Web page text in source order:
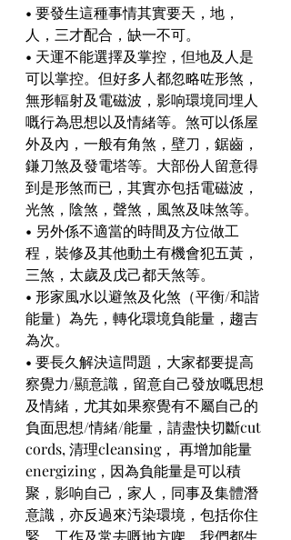
• 要發生這種事情其實要天，地，
人，三才配合，缺一不可。
• 天運不能選擇及掌控，但地及人是
可以掌控。但好多人都忽略咗形煞，
無形輻射及電磁波，影响環境同埋人
嘅行為思想以及情緒等。煞可以係屋
外及內，一般有角煞，壁刀，鋸齒，
鎌刀煞及發電塔等。大部份人留意得
到是形煞而已，其實亦包括電磁波，
光煞，陰煞，聲煞，風煞及味煞等。
• 另外係不適當的時間及方位做工
程，裝修及其他動土有機會犯五黃，
三煞，太歲及戊己都天煞等。
• 形家風水以避煞及化煞（平衡/和諧
能量）為先，轉化環境負能量，趨吉
為次。
• 要長久解決這問題，大家都要提高
察覺力/顯意識，留意自己發放嘅思想
及情緒，尤其如果察覺有不屬自己的
負面思想/情緒/能量，請盡快切斷cut
cords, 清理cleansing， 再增加能量
energizing，因為負能量是可以積
聚，影响自己，家人，同事及集體潛
意識，亦反過來汚染環境，包括你住
緊，工作及常去嘅地方㗎，我們都生